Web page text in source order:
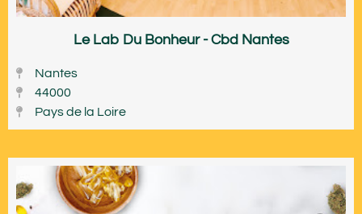
Le Lab Du Bonheur - Cbd Nantes
Nantes
44000
Pays de la Loire